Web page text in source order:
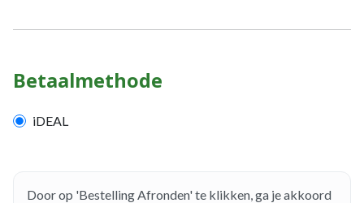
Betaalmethode
iDEAL
Door op 'Bestelling Afronden' te klikken, ga je akkoord